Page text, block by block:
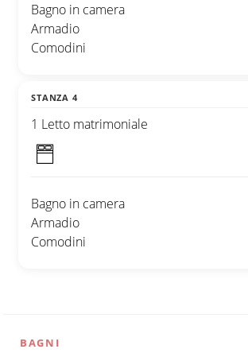
Bagno in camera
Armadio
Comodini
STANZA 4
1 Letto matrimoniale
Bagno in camera
Armadio
Comodini
BAGNI